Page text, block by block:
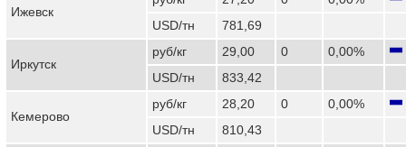
Ижевск
USD/тн
781,69
Иркутск
руб/кг 29,00 0
0,00%
USD/тн
833,42
Кемерово
руб/кг 28,20 0
0,00%
USD/тн
810,43